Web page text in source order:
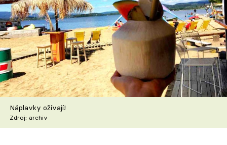
Články
TV Program
Škola vaření
Recepty z TV
Speciál: Cuketa
Náplavky ožívají!
Zdroj: archiv